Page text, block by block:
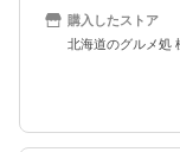
購入したストア
北海道のグルメ処